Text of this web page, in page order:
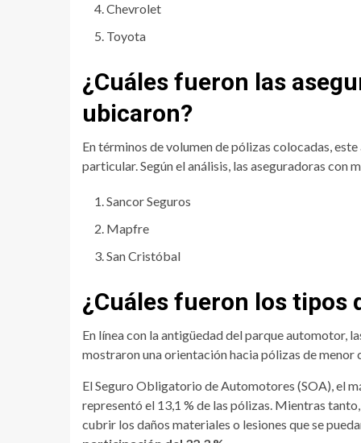
Chevrolet
Toyota
¿Cuáles fueron las
ubicaron?
En términos de volumen de pólizas colocadas,
particular. Según el análisis, las aseguradoras con
Sancor Seguros
Mapfre
San Cristóbal
¿Cuáles fueron los tipos
En línea con la antigüedad del parque automotor,
mostraron una orientación hacia pólizas de menor
El Seguro Obligatorio de Automotores (SOA), el
representó el 13,1 % de las pólizas. Mientras
cubrir los daños materiales o lesiones que se